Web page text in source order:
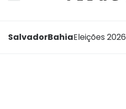
SalvadorBahiaEleições 2026